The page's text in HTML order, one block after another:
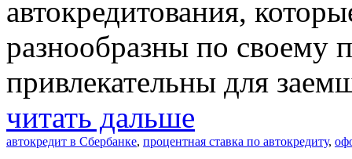
автокредитования,
разнообразны по своему
привлекательны для
читать дальше
автокредит в Сбербанке, процентная ставка по автокредиту,